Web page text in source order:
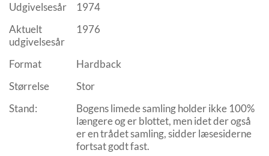
Udgivelsesår
1974
Aktuelt
udgivelsesår
1976
Format
Hardback
Størrelse
Stor
Stand:
Bogens limede samling holder ikke 100%
længere og er blottet, men idet der også
er en trådet samling, sidder læsesiderne
fortsat godt fast.